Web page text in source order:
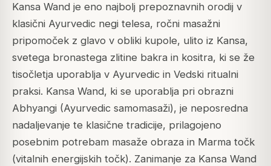
Kansa Wand je eno najbolj prepoznavnih orodij v
klasični Ayurvedic negi telesa, ročni masažni
pripomoček z glavo v obliki kupole, ulito iz Kansa,
svetega bronastega zlitine bakra in kositra, ki se že
tisočletja uporablja v Ayurvedic in Vedski ritualni
praksi. Kansa Wand, ki se uporablja pri obrazni
Abhyangi (Ayurvedic samomasaži), je neposredna
nadaljevanje te klasične tradicije, prilagojeno
posebnim potrebam masaže obraza in Marma točk
(vitalnih energijskih točk). Zanimanje za Kansa Wand